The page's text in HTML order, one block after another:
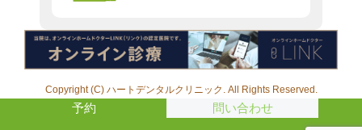
Copyright (C) ハートデンタルクリニック. All Rights Reserved.
予約 問い合わせ